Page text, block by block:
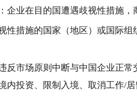
企业在目的国遭遇歧视性措施，
性措施的国家（地区）或国际
反市场原则中断与中国企业正
内投资、限制入境、取消工作/